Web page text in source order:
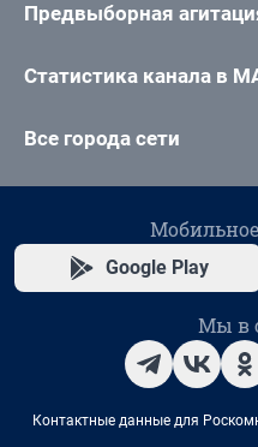
Предвыборная
Статистика канала в
Все города сети
Google Play
Мы в
Контактные данные для